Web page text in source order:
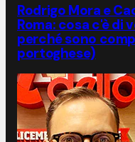
Rodrigo Mora e
Roma: cosa c'è
perché sono
portoghese)